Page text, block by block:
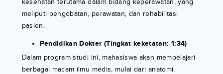
kesehatan terutama dalam bidang keperawatan, yang
meliputi pengobatan, perawatan, dan rehabilitasi
pasien.
Pendidikan Dokter (Tingkat keketatan: 1:34)
Dalam program studi ini, mahasiswa akan mempelajari
berbagai macam ilmu medis, mulai dari anatomi,